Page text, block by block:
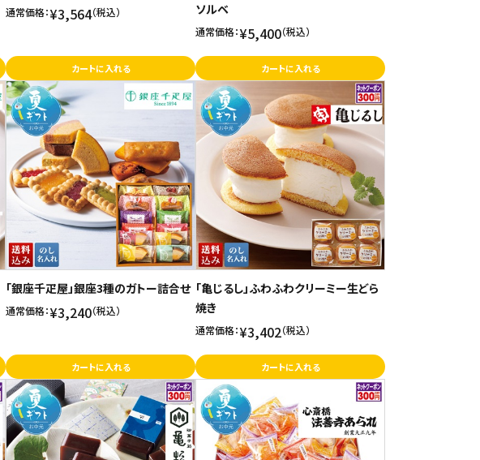
通常価格：¥3,564（税込）
カートに入れる
ソルベ
通常価格：¥5,400（税込）
カートに入れる
「銀座千疋屋」銀座3種のガトー詰合せ
通常価格：¥3,240（税込）
カートに入れる
「亀じるし」ふわふわクリーミー生どら
焼き
通常価格：¥3,402（税込）
カートに入れる